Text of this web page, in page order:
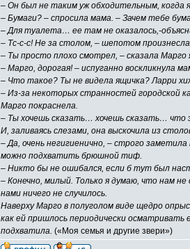
– Он был не таким уж обходительным, когда
– Бумаги? – спросила мама. – Зачем тебе
– Для туалета… ее там не оказалось,-
– Тс-с-с! Не за столом, – шепотом
– Ты просто плохо смотрел, – сказала
– Марго, дорогая! – испуганно воскликнула
– Что такое? Ты не видела ящичка? Ларри
– Из-за некоторых странностей городской
Марго покраснела.
– Ты хочешь сказать… хочешь сказать… что
И, заливаясь слезами, она выскочила из
– Да, очень негигиенично, – строго
можно подхватить брюшной тиф.
– Никто бы не ошибался, если б тут был
– Конечно, милый. Только я думаю, что нам
нами ничего не случилось.
Наверху Марго в полуголом виде щедро
как ей пришлось периодически
подхватила. («Моя семья и другие звери»)